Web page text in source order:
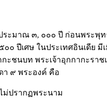
ะมาณ ๓, ๐๐๐ ปี ก่อนพระพุท
ปีเศษ ในประเทศอินเดีย มี
ะชนบท พระเจ้าอุกกากะราช
า ๙ พระองค์ คือ
รากฏพระนาม